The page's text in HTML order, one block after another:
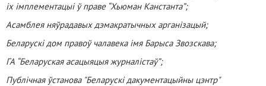
іх імплементацыі ў праве “Хьюман Канстанта”;
Асамблея няўрадавых дэмакратычных арганізацый;
Беларускі дом правоў чалавека імя Барыса Звозскава;
ГА “Беларуская асацыяцыя журналістаў”;
Публічная ўстанова "Беларускі дакументацыйны цэнтр"